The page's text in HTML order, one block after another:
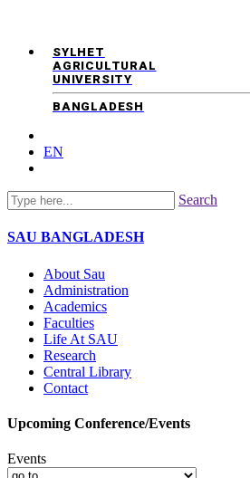
SYLHET
AGRICULTURAL
UNIVERSITY
BANGLADESH
EN
Search
SAU BANGLADESH
About Sau
Administration
Academics
Faculties
Life At SAU
Research
Central Library
Contact
Upcoming Conference/Events
Events